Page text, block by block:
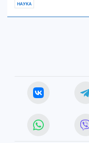
НАУКА